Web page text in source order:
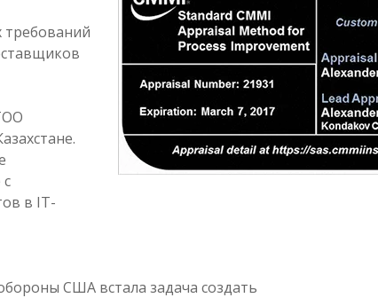
требований
в IT-
США встала задача создать